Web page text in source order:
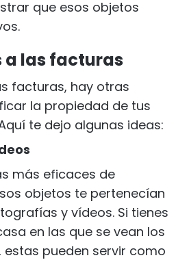
que esos objetos
las facturas
facturas, hay otras
la propiedad de tus
te dejo algunas ideas:
más eficaces de
objetos te pertenecían
y vídeos. Si tienes
en las que se vean los
pueden servir como